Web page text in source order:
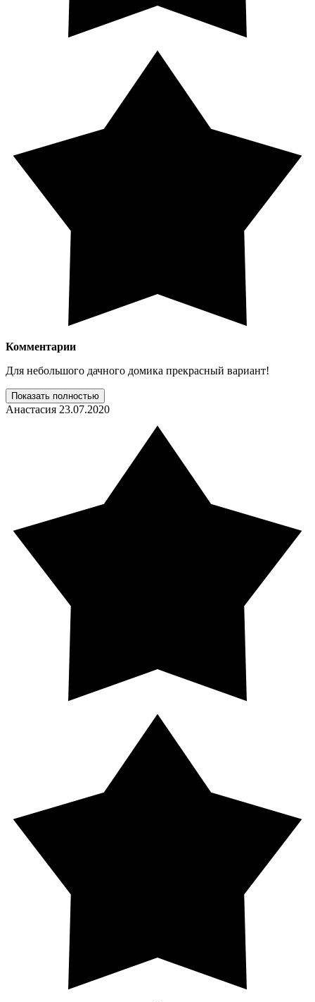
Комментарии
Для небольшого дачного домика прекрасный вариант!
Показать полностью
Анастасия 23.07.2020